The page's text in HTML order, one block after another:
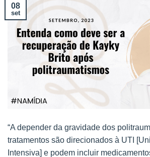
08
set
“A depender da gravidade dos
tratamentos são direcionados à UTI
Intensiva] e podem incluir